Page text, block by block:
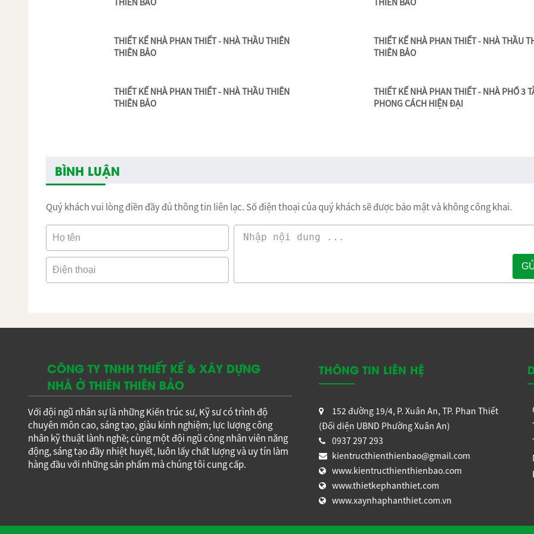
xây nhà phan thiết.Chúng tôi đã thiết kế và thi công nhiều công trình:thiết kế nhà biệt thự,
nhà cao tầng,nhà cấp 4 mái thá
uy tín tại Phan Thiết, mang đậm phong cách sang trọng từ
Để được hiểu chi tiết và cụ thể hơn Quý khách vui lòng liên hệ đếnNHÀ THẦU THI CÔNG
qua số Hotline:
hoặc để lại thông tin, số điện thoại chúng tôi sẽ liên
Tag: thiết kế phan thiết xây nhà phan thiết thiết kế nhà phan thiết thiết kế nhà đẹp
thiết kế nội thất
thiết kế nhà biệt thự, nhà phố, cao tầng, mái thái, gác lửng tại phan thiết
xây nhà trọn gói phan thiết
BÀI VIẾT LIÊN QUAN
THIÊN BẢO
THIÊN BẢO
THIẾT KẾ NHÀ PHAN THIẾT - NHÀ THẦU THIÊN
THIÊN BẢO
THIẾT KẾ NHÀ PHAN THIẾT - NHÀ THẦU
THIẾT KẾ NHÀ PHAN THIẾT - NHÀ THẦU THIÊN
THIÊN BẢO
THIẾT KẾ NHÀ PHAN THIẾT - NHÀ PHỐ 3
PHONG CÁCH HIỆN ĐẠI